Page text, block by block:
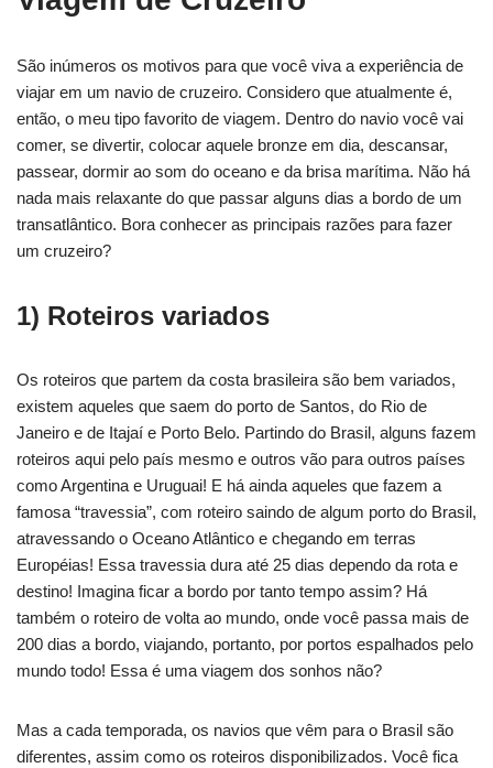
São inúmeros os motivos para que você viva a experiência de
viajar em um navio de cruzeiro. Considero que atualmente é,
então, o meu tipo favorito de viagem. Dentro do navio você vai
comer, se divertir, colocar aquele bronze em dia, descansar,
passear, dormir ao som do oceano e da brisa marítima. Não há
nada mais relaxante do que passar alguns dias a bordo de um
transatlântico. Bora conhecer as principais razões para fazer
um cruzeiro?
1) Roteiros variados
Os roteiros que partem da costa brasileira são bem variados,
existem aqueles que saem do porto de Santos, do Rio de
Janeiro e de Itajaí e Porto Belo. Partindo do Brasil, alguns fazem
roteiros aqui pelo país mesmo e outros vão para outros países
como Argentina e Uruguai! E há ainda aqueles que fazem a
famosa “travessia”, com roteiro saindo de algum porto do Brasil,
atravessando o Oceano Atlântico e chegando em terras
Européias! Essa travessia dura até 25 dias dependo da rota e
destino! Imagina ficar a bordo por tanto tempo assim? Há
também o roteiro de volta ao mundo, onde você passa mais de
200 dias a bordo, viajando, portanto, por portos espalhados pelo
mundo todo! Essa é uma viagem dos sonhos não?
Mas a cada temporada, os navios que vêm para o Brasil são
diferentes, assim como os roteiros disponibilizados. Você fica